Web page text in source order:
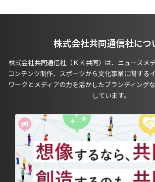
株式会社共同通信社につ
株式会社共同通信社（ＫＫ共同）は、ニュースメ
コンテンツ制作、スポーツから文化事業に関する
ワークとメディアの力を活かしたブランディング
しています。